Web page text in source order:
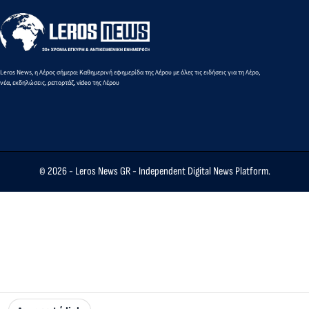
επιθέσεις σε
αμερικανικές
εισαγόμενα
Leros News, η Λέρος σήμερα: Καθημερινή εφημερίδα της Λέρου με όλες τις ειδήσεις για τη Λέρο,
νέα, εκδηλώσεις, ρεπορτάζ, video της Λέρου
© 2026 - Leros News GR- Independent Digital News Platform.